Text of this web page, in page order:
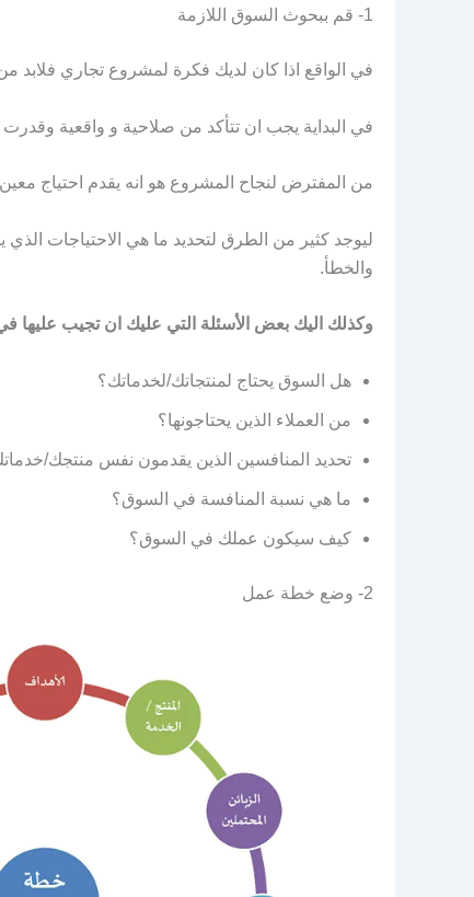
1- قم ببحوث السوق اللازمة
في الواقع اذا كان لديك فكرة لمشروع تجاري فلابد من
في البداية يجب ان تتأكد من صلاحية و واقعية
من المفترض لنجاح المشروع هو انه يقدم احتياج
ليوجد كثير من الطرق لتحديد ما هي الاحتياجات
والخطأ.
وكذلك اليك بعض الأسئلة التي عليك ان تجيب عليها
هل السوق يحتاج لمنتجاتك/لخدماتك؟
من العملاء الذين يحتاجونها؟
تحديد المنافسين الذين يقدمون نفس منتجك/
ما هي نسبة المنافسة في السوق؟
كيف سيكون عملك في السوق؟
2- وضع خطة عمل